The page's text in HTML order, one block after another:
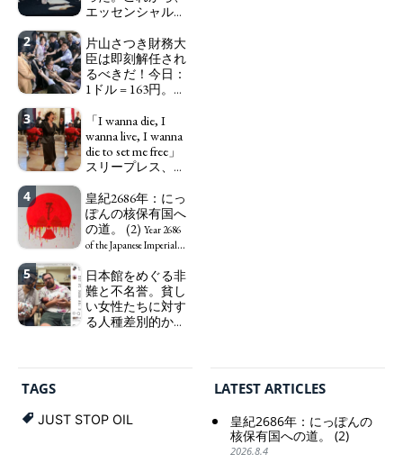
エッセンシャルワ
ワーカー、ソーシ
ャルワーカーと同
じ、アートワーカ
ーになる。We have
word "artist" into the
word "Art Worker"
(similar to "Essential
Worker", "Sex Worker" or
2
片山さつき財務大
臣は即刻解任され
るべきだ！今日：
1ドル = 163円。に
自分の円を吸って
いる。高市早苗首
相「円安で外為特
会ホクホク」 為
Finance Minister
KATAYAMA Satsuki
should be fired
immediately! Today: 1
Japanese Have Long Been
Draining Their Own Yen.
Prime Minister
TAKAICHI Sanae: "The
3
「I wanna die, I
wanna live, I wanna
die to set me free」
スリープレス、セ
で、自己憐憫に浸
る日本人女性サナ
エ：道標としての
破壊。"I wanna die, I
set me free" - Sanae, a
Japanese woman who is
sleepless, sexless, depressive
and wallowing in self-
4
皇紀2686年：にっ
ぽんの核保有国へ
の道。 (2) Year 2686
of the Japanese Imperial
Becoming a Nuclear
Power. (2)
5
日本館をめぐる非
難と不名誉。貧し
い女性たちに対す
る人種差別的かつ
思想の強化。
TAGS
JUST STOP OIL
LATEST ARTICLES
皇紀2686年：にっぽんの
核保有国への道。 (2)
2026.8.4